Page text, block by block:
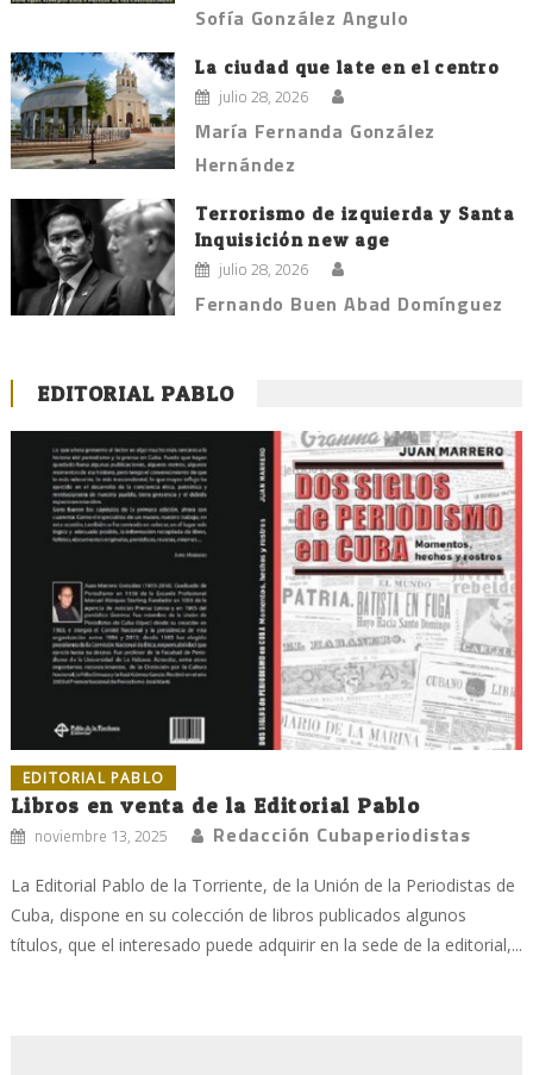
Sofía González Angulo
La ciudad que late en el centro
julio 28, 2026
María Fernanda González
Hernández
Terrorismo de izquierda y Santa
Inquisición new age
julio 28, 2026
Fernando Buen Abad Domínguez
EDITORIAL PABLO
EDITORIAL PABLO
Libros en venta de la Editorial Pablo
noviembre 13, 2025 Redacción Cubaperiodistas
La Editorial Pablo de la Torriente, de la Unión de la Periodistas de
Cuba, dispone en su colección de libros publicados algunos
títulos, que el interesado puede adquirir en la sede de la editorial,...